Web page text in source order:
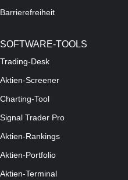
Barrierefreiheit
SOFTWARE-TOOLS
Trading-Desk
Aktien-Screener
Charting-Tool
Signal Trader Pro
Aktien-Rankings
Aktien-Portfolio
Aktien-Terminal